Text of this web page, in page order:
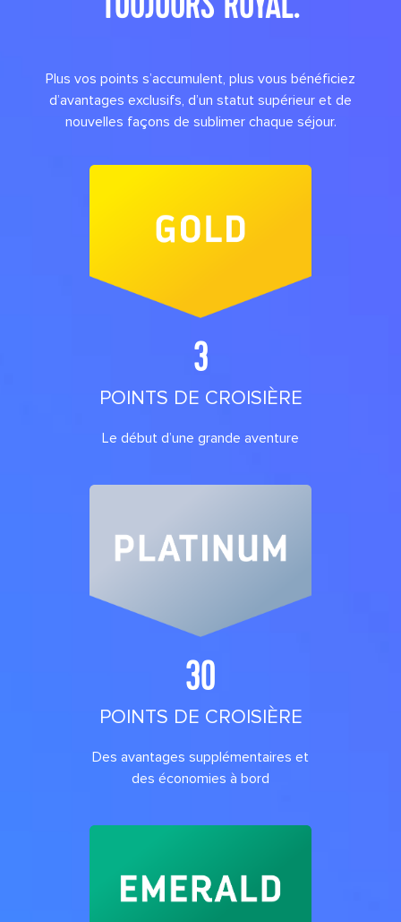
Plus vos points s’accumulent, plus vous bénéficiez
d’avantages exclusifs, d’un statut supérieur et de
nouvelles façons de sublimer chaque séjour.
3
POINTS DE CROISIÈRE
Le début d’une grande aventure
30
POINTS DE CROISIÈRE
Des avantages supplémentaires et
des économies à bord